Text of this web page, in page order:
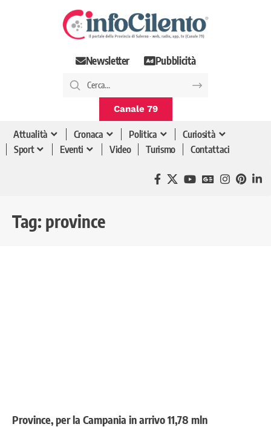
Newsletter Pubblicità
Canale 79
Attualità Cronaca Politica
Curiosità
Sport
Eventi Video Turismo Contattaci
Tag: province
Province, per la Campania in arrivo 11,78 mln